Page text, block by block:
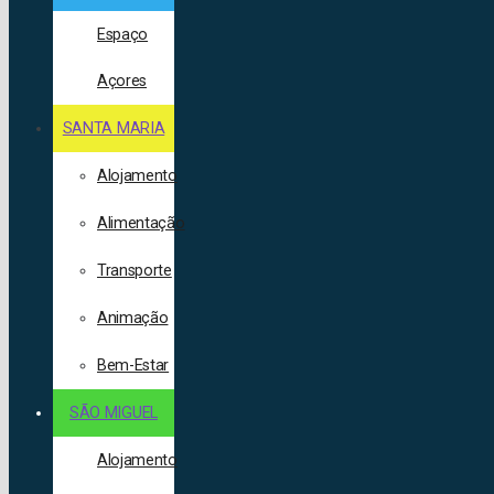
Espaço
Açores
SANTA MARIA
Alojamento
Alimentação
Transporte
Animação
Bem-Estar
SÃO MIGUEL
Alojamento